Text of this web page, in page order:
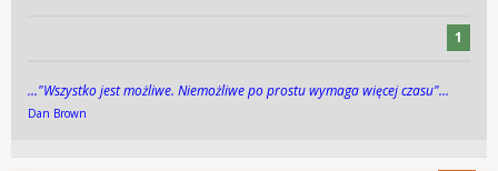
1
..."Wszys­tko jest możli­we. Niemożli­we po pros­tu wy­maga więcej cza­su"...
Dan Brown